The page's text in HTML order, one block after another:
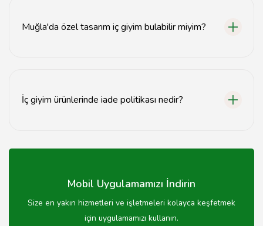
Muğla'da özel tasarım iç giyim bulabilir miyim?
İç giyim ürünlerinde iade politikası nedir?
değişiklik göstermektedir, detaylı bilgi için mağaza ile
Mobil Uygulamamızı İndirin
Size en yakın hizmetleri ve işletmeleri kolayca keşfetmek
için uygulamamızı kullanın.